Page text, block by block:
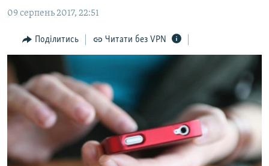
основної
навігації
Перейти
до
пошуку
БЛОГИ
ПОГЛЯД
ІНТЕРВ'Ю
ВСЕ ЗА ДЕНЬ
СПЕЦПРОЕКТИ
ДЕПОРТАЦІЯ
ВІДЕОУРОКИ «ELIFBE»
ЯК ОБІЙТИ БЛОКУВАННЯ
Русский
09 серпень 2017, 22:51
Поділитись Читати без VPN